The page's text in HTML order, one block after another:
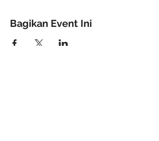
Bagikan Event Ini